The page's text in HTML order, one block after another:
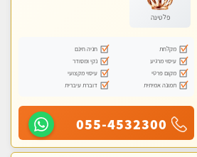
פלטינה
מקלחת
חניה חינם
עיסוי מרגיע
נקי ומסודר
מקום פרטי
עיסוי מקצועי
תמונה אמיתית
דוברת עיברית
055-4532300